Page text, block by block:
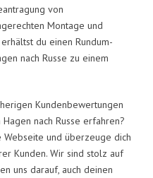
von
Montage und
du einen Rundum-
nach Russe zu einem
Kundenbewertungen
nach Russe erfahren?
Webseite und überzeuge dich
Kunden. Wir sind stolz auf
uns darauf, auch deinen